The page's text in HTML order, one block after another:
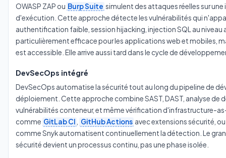
OWASP ZAP ou Burp Suite simulent des attaques réelles sur
d'exécution. Cette approche détecte les vulnérabilités qui
authentification faible, session hijacking, injection SQL au
particulièrement efficace pour les applications web et mobiles,
est accessible. Elle arrive aussi tard dans le cycle de
DevSecOps intégré
DevSecOps automatise la sécurité tout au long du pipeline de
déploiement. Cette approche combine SAST, DAST, analyse de
vulnérabilités conteneur, et même vérification d'infrastructure-
comme GitLab CI GitHub Actions avec extensions sécurité,
comme Snyk automatisent continuellement la détection. Le
sécurité devient un processus continu, pas une phase isolée.